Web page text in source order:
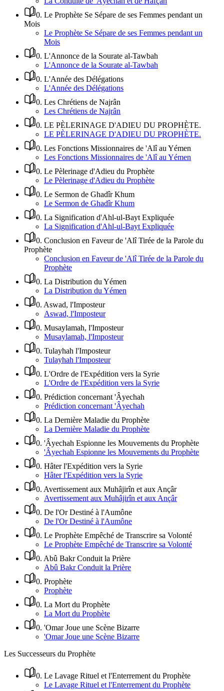
0. Le Prophète Se Sépare de ses Femmes pendant un
Mois
Le Prophète Se Sépare de ses Femmes pendant un
Mois
0. L'Annonce de la Sourate al-Tawbah
L'Annonce de la Sourate al-Tawbah
0. L'Année des Délégations
L'Année des Délégations
0. Les Chrétiens de Najrân
Les Chrétiens de Najrân
0. LE PÈLERINAGE D'ADIEU DU PROPHÈTE.
LE PÈLERINAGE D'ADIEU DU PROPHÈTE.
0. Les Fonctions Missionnaires de 'Alî au Yémen
Les Fonctions Missionnaires de 'Alî au Yémen
0. Le Pèlerinage d'Adieu du Prophète
Le Pèlerinage d'Adieu du Prophète
0. Le Sermon de Ghadîr Khum
Le Sermon de Ghadîr Khum
0. La Signification d'Ahl-ul-Bayt Expliquée
La Signification d'Ahl-ul-Bayt Expliquée
0. Conclusion en Faveur de 'Alî Tirée de la Parole du
Prophète
Conclusion en Faveur de 'Alî Tirée de la Parole du
Prophète
0. La Distribution du Yémen
La Distribution du Yémen
0. Aswad, l'Imposteur
Aswad, l'Imposteur
0. Musaylamah, l'Imposteur
Musaylamah, l'Imposteur
0. Tulayhah l'Imposteur
Tulayhah l'Imposteur
0. L'Ordre de l'Expédition vers la Syrie
L'Ordre de l'Expédition vers la Syrie
0. Prédiction concernant 'Âyechah
Prédiction concernant 'Âyechah
0. La Dernière Maladie du Prophète
La Dernière Maladie du Prophète
0. 'Âyechah Espionne les Mouvements du Prophète
'Âyechah Espionne les Mouvements du Prophète
0. Hâter l'Expédition vers la Syrie
Hâter l'Expédition vers la Syrie
0. Avertissement aux Muhâjirîn et aux Ançâr
Avertissement aux Muhâjirîn et aux Ançâr
0. De l'Or Destiné à l'Aumône
De l'Or Destiné à l'Aumône
0. Le Prophète Empêché de Transcrire sa Volonté
Le Prophète Empêché de Transcrire sa Volonté
0. Abû Bakr Conduit la Prière
Abû Bakr Conduit la Prière
0. Prophète
Prophète
0. La Mort du Prophète
La Mort du Prophète
0. 'Omar Joue une Scène Bizarre
'Omar Joue une Scène Bizarre
Les Successeurs du Prophète
0. Le Lavage Rituel et l'Enterrement du Prophète
Le Lavage Rituel et l'Enterrement du Prophète